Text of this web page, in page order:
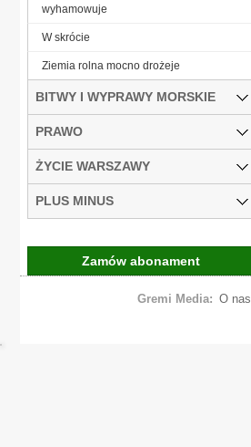
wyhamowuje
W skrócie
Ziemia rolna mocno drożeje
BITWY I WYPRAWY MORSKIE
PRAWO
ŻYCIE WARSZAWY
PLUS MINUS
Zamów abonament
Gremi Media: O nas